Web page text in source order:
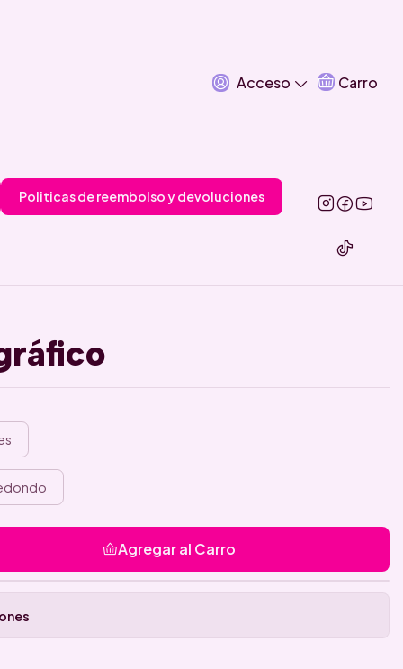
Acceso Carro
Politicas de reembolso y devoluciones
Agregar al Carro